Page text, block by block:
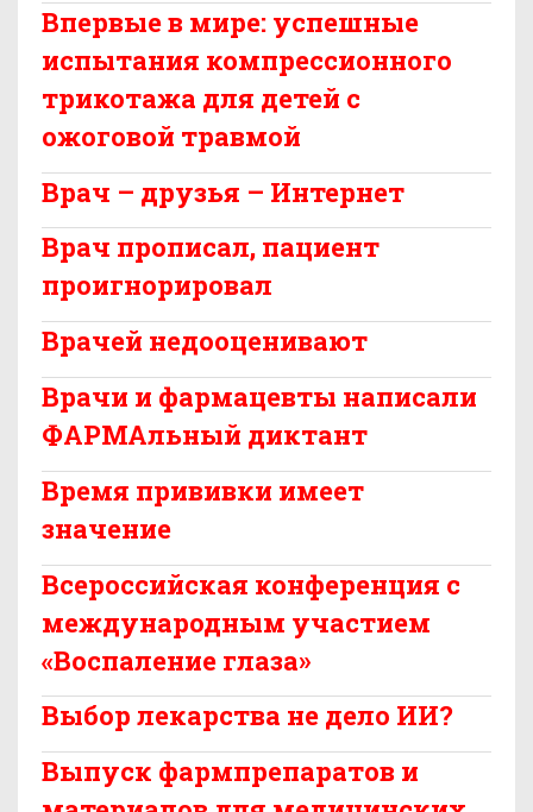
Впервые в мире: успешные
испытания компрессионного
трикотажа для детей с
ожоговой травмой
Врач – друзья – Интернет
Врач прописал, пациент
проигнорировал
Врачей недооценивают
Врачи и фармацевты написали
ФАРМАльный диктант
Время прививки имеет
значение
Всероссийская конференция с
международным участием
«Воспаление глаза»
Выбор лекарства не дело ИИ?
Выпуск фармпрепаратов и